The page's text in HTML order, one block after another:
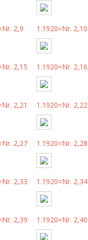
2,9 1.1920=Nr. 2,10
2,15 1.1920=Nr. 2,16
2,21 1.1920=Nr. 2,22
2,27 1.1920=Nr. 2,28
2,33 1.1920=Nr. 2,34
2,39 1.1920=Nr. 2,40